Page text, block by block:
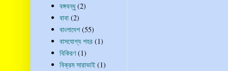
বঙ্গবন্ধু (2)
বাবা (2)
বাংলাদেশ (55)
বাসযোগ্য শহর (1)
বিকিরণ (1)
বিক্রম সারাভাই (1)